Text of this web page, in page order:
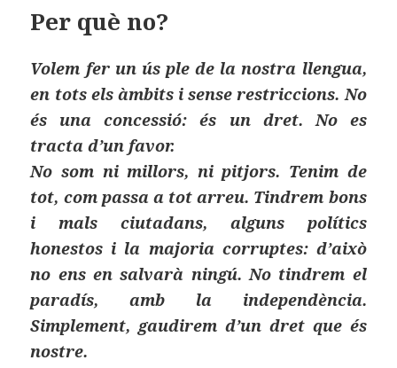
o
Per què no?
Volem fer un ús ple de la nostra llengua,
en tots els àmbits i sense restriccions. No
és una concessió: és un dret. No es
tracta d’un favor.
No som ni millors, ni pitjors. Tenim de
tot, com passa a tot arreu. Tindrem bons
i mals ciutadans, alguns polítics
honestos i la majoria corruptes: d’això
no ens en salvarà ningú. No tindrem el
paradís, amb la independència.
Simplement, gaudirem d’un dret que és
nostre.